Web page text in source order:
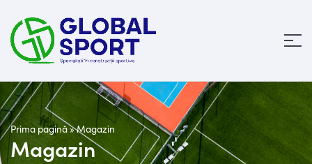
Prima pagină»Magazin
Magazin